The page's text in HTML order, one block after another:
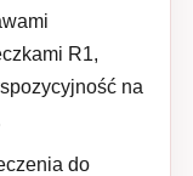
R1,
na
do